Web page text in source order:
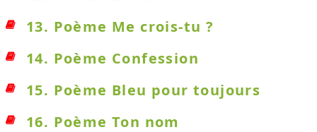
13. Poème Me crois-tu ?
14. Poème Confession
15. Poème Bleu pour toujours
16. Poème Ton nom